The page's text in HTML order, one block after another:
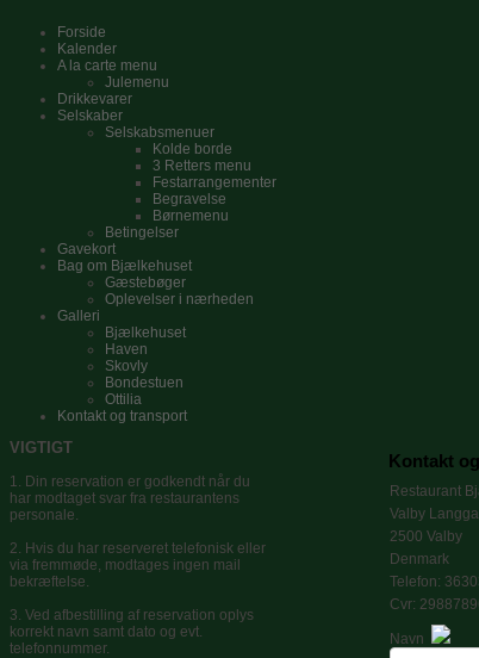
Forside
Kalender
A la carte menu
Julemenu
Drikkevarer
Selskaber
Selskabsmenuer
Kolde borde
3 Retters menu
Festarrangementer
Begravelse
Børnemenu
Betingelser
Gavekort
Bag om Bjælkehuset
Gæstebøger
Oplevelser i nærheden
Galleri
Bjælkehuset
Haven
Skovly
Bondestuen
Ottilia
Kontakt og transport
VIGTIGT
1. Din reservation er godkendt når du
har modtaget svar fra restaurantens
personale.
2. Hvis du har reserveret telefonisk eller
via fremmøde, modtages ingen mail
bekræftelse.
3. Ved afbestilling af reservation oplys
korrekt navn samt dato og evt.
telefonnummer.
Kontakt
Restaurant
Valby
2500 Valby
Denmark
Telefon:
Cvr:
Navn